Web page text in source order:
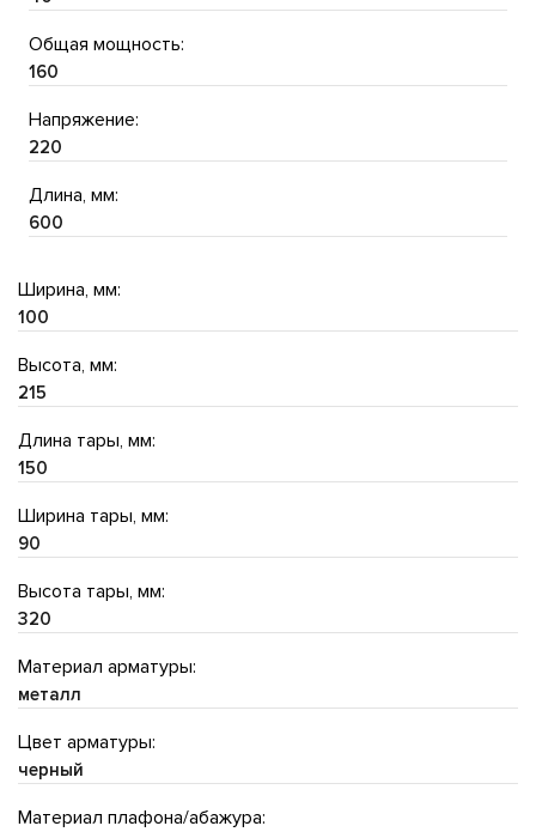
Общая мощность:
160
Напряжение:
220
Длина, мм:
600
Ширина, мм:
100
Высота, мм:
215
Длина тары, мм:
150
Ширина тары, мм:
90
Высота тары, мм:
320
Материал арматуры:
металл
Цвет арматуры:
черный
Материал плафона/абажура: